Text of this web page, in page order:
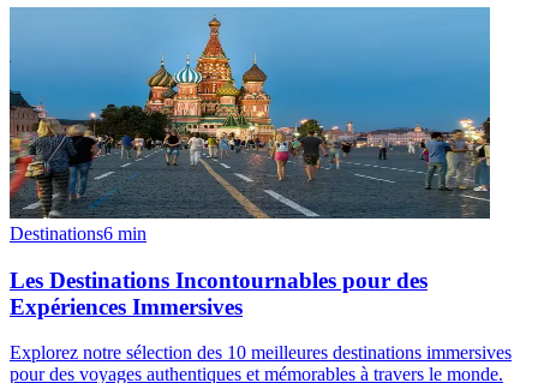
Destinations6 min
Les Destinations Incontournables pour des
Expériences Immersives
Explorez notre sélection des 10 meilleures destinations immersives
pour des voyages authentiques et mémorables à travers le monde.